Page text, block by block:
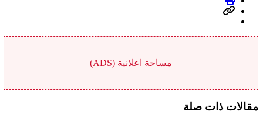
مساحة اعلانية (ADS)
مقالات ذات صلة